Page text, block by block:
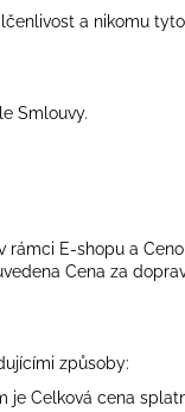
a nikomu
Smlouvy.
rámci E-shopu a
Cena za
způsoby:
je Celková cena